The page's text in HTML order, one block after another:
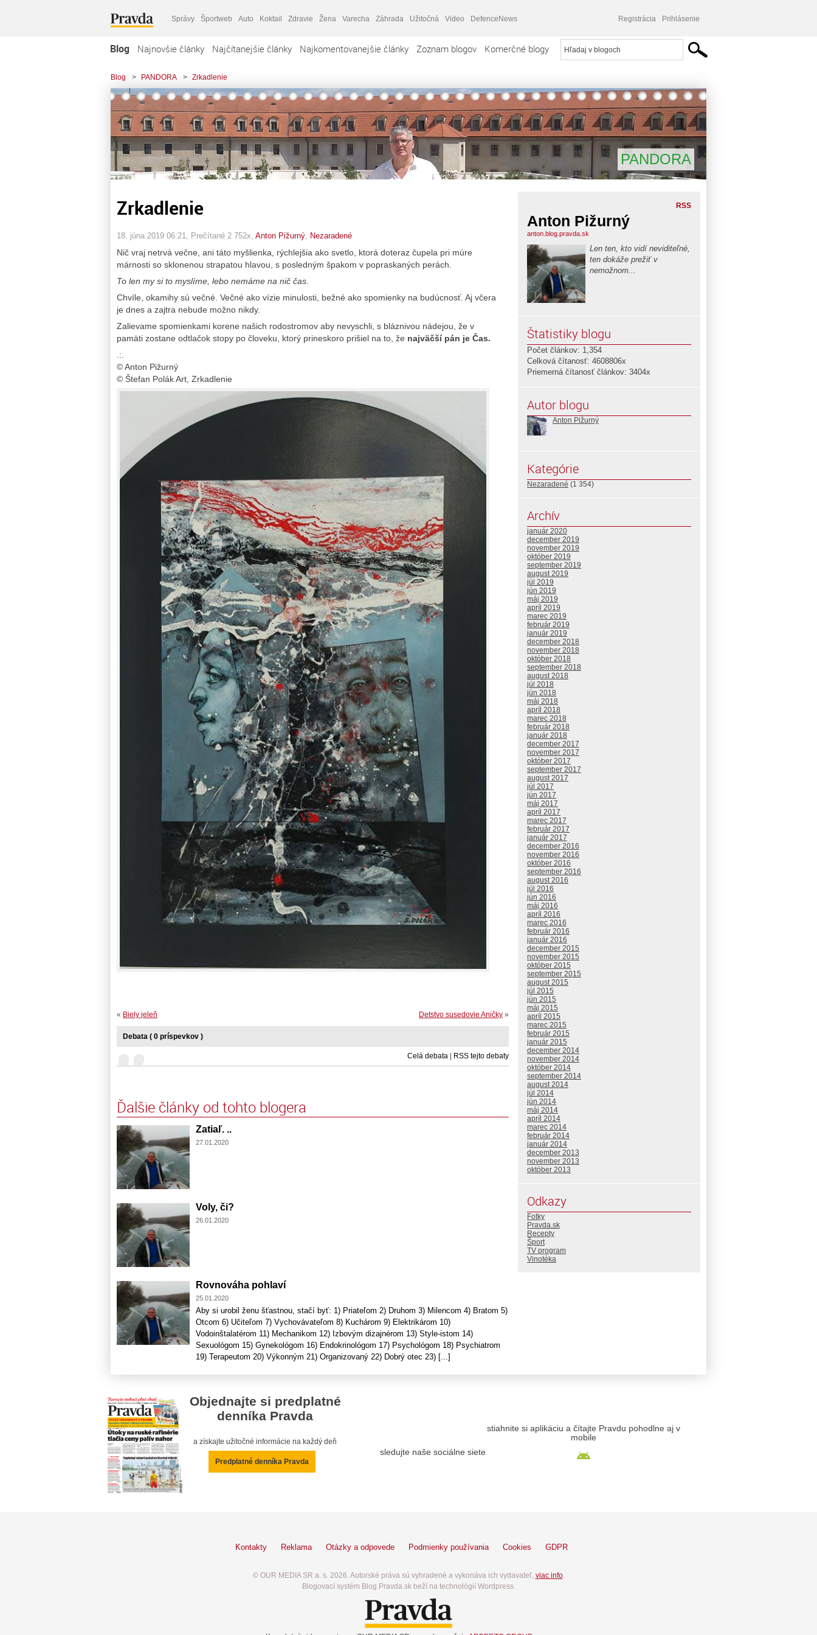
Správy Športweb Auto Koktail Zdravie Žena Varecha Záhrada Užitočná Video DefenceNews Registrácia Prihlásenie
Blog Najnovšie články Najčítanejšie články Najkomentovanejšie články Zoznam blogov Komerčné blogy
Blog > PANDORA > Zrkadlenie
PANDORA
Zrkadlenie
18. júna 2019 06:21 , Prečítané 2 752x, Anton Pižurný Nezaradené
Nič vraj netrvá večne, ani táto myšlienka, rýchlejšia ako svetlo, ktorá doteraz čupela pri múre
márnosti so sklonenou strapatou hlavou, s posledným špakom v popraskaných perách.
To len my si to myslíme, lebo nemáme na nič čas.
Chvíle, okamihy sú večné. Večné ako vízie minulosti, bežné ako spomienky na budúcnosť. Aj včera
je dnes a zajtra nebude možno nikdy.
Zalievame spomienkami korene našich rodostromov aby nevyschli, s bláznivou nádejou, že v
pamäti zostane odtlačok stopy po človeku, ktorý prineskoro prišiel na to, že najväčší pán je Čas.
.:.
© Anton Pižurný
© Štefan Polák Art, Zrkadlenie
Detstvo susedovie Aničky »
« Biely jeleň
Debata ( 0 príspevkov )
Celá debata RSS tejto debaty
Ďalšie články od tohto blogera
Zatiaľ. ..
27.01.2020
Voly, či?
26.01.2020
Rovnováha pohlaví
25.01.2020
Aby si urobil ženu šťastnou, stačí byť: 1) Priateľom 2) Druhom 3) Milencom 4) Bratom 5)
Otcom 6) Učiteľom 7) Vychovávateľom 8) Kuchárom 9) Elektrikárom 10)
Vodoinštalatérom 11) Mechanikom 12) Izbovým dizajnérom 13) Style-istom 14)
Sexuológom 15) Gynekológom 16) Endokrinológom 17) Psychológom 18) Psychiatrom
19) Terapeutom 20) Výkonným 21) Organizovaný 22) Dobrý otec 23) [...]
RSS
Anton Pižurný
anton.blog.pravda.sk
Len ten, kto vidí neviditeľné,
ten dokáže prežiť v
nemožnom...
Štatistiky blogu
Počet článkov: 1,354
Celková čítanosť: 4608806x
Priemerná čítanosť článkov: 3404x
Autor blogu
Anton Pižurný
Kategórie
Nezaradené (1 354)
Archív
január 2020
december 2019
november 2019
október 2019
september 2019
august 2019
júl 2019
jún 2019
máj 2019
apríl 2019
marec 2019
február 2019
január 2019
december 2018
november 2018
október 2018
september 2018
august 2018
júl 2018
jún 2018
máj 2018
apríl 2018
marec 2018
február 2018
január 2018
december 2017
november 2017
október 2017
september 2017
august 2017
júl 2017
jún 2017
máj 2017
apríl 2017
marec 2017
február 2017
január 2017
december 2016
november 2016
október 2016
september 2016
august 2016
júl 2016
jún 2016
máj 2016
apríl 2016
marec 2016
február 2016
január 2016
december 2015
november 2015
október 2015
september 2015
august 2015
júl 2015
jún 2015
máj 2015
apríl 2015
marec 2015
február 2015
január 2015
december 2014
november 2014
október 2014
september 2014
august 2014
júl 2014
jún 2014
máj 2014
apríl 2014
marec 2014
február 2014
január 2014
december 2013
november 2013
október 2013
Odkazy
Fotky
Pravda.sk
Recepty
Šport
TV program
Vinotéka
Objednajte si predplatné
denníka Pravda
a získajte užitočné informácie na každý deň
Predplatné denníka Pravda
sledujte naše sociálne siete
stiahnite si aplikáciu a čítajte Pravdu pohodlne aj v
mobile
Kontakty Reklama Otázky a odpovede Podmienky používania Cookies GDPR
© OUR MEDIA SR a. s. 2026. Autorské práva sú vyhradené a vykonáva ich vydavateľ, viac info.
Blogovací systém Blog.Pravda.sk beží na technológií Wordpress.